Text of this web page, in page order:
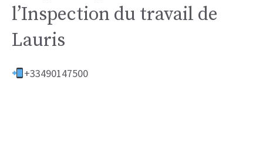
l’Inspection du travail de
Lauris
+33490147500